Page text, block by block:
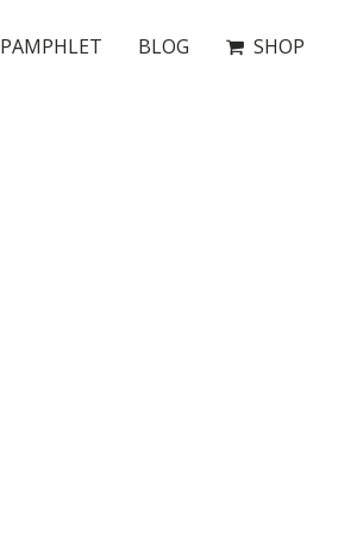
PAMPHLET BLOG SHOP